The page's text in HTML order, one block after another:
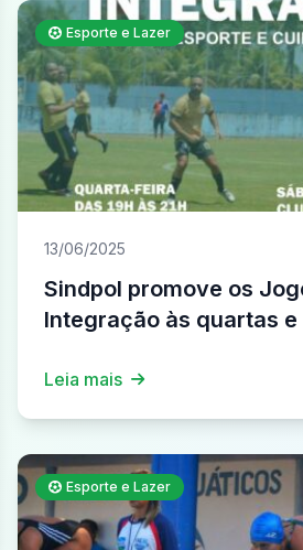
Esporte e Lazer
13/06/2025
Sindpol promove os
Integração às quartas e
Leia mais
Esporte e Lazer